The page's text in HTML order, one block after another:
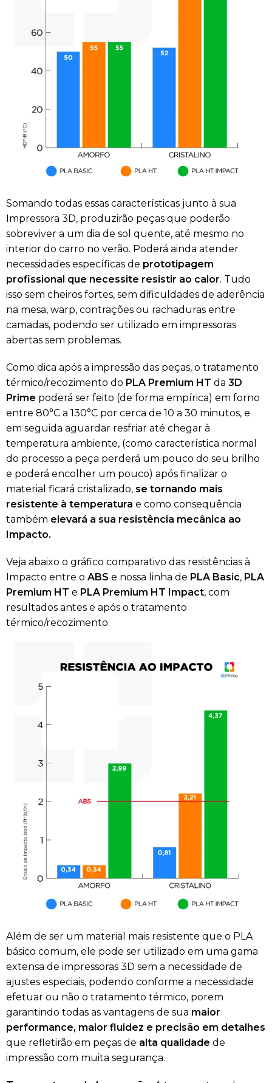
Somando todas essas características junto à sua
Impressora 3D, produzirão peças que poderão
sobreviver a um dia de sol quente, até mesmo no
interior do carro no verão. Poderá ainda atender
necessidades específicas de prototipagem
profissional que necessite resistir ao calor. Tudo
isso sem cheiros fortes, sem dificuldades de aderência
na mesa, warp, contrações ou rachaduras entre
camadas, podendo ser utilizado em impressoras
abertas sem problemas.
Como dica após a impressão das peças, o tratamento
térmico/recozimento do PLA Premium HT da 3D
Prime poderá ser feito (de forma empírica) em forno
entre 80°C a 130°C por cerca de 10 a 30 minutos, e
em seguida aguardar resfriar até chegar à
temperatura ambiente, (como característica normal
do processo a peça perderá um pouco do seu brilho
e poderá encolher um pouco) após finalizar o
material ficará cristalizado, se tornando mais
resistente à temperatura e como consequência
também elevará a sua resistência mecânica ao
Impacto.
Veja abaixo o gráfico comparativo das resistências à
Impacto entre o ABS e nossa linha de PLA Basic, PLA
Premium HT e PLA Premium HT Impact, com
resultados antes e após o tratamento
térmico/recozimento.
Além de ser um material mais resistente que o PLA
básico comum, ele pode ser utilizado em uma gama
extensa de impressoras 3D sem a necessidade de
ajustes especiais, podendo conforme a necessidade
efetuar ou não o tratamento térmico, porem
garantindo todas as vantagens de sua maior
performance, maior fluidez e precisão em detalhes
que refletirão em peças de alta qualidade de
impressão com muita segurança.